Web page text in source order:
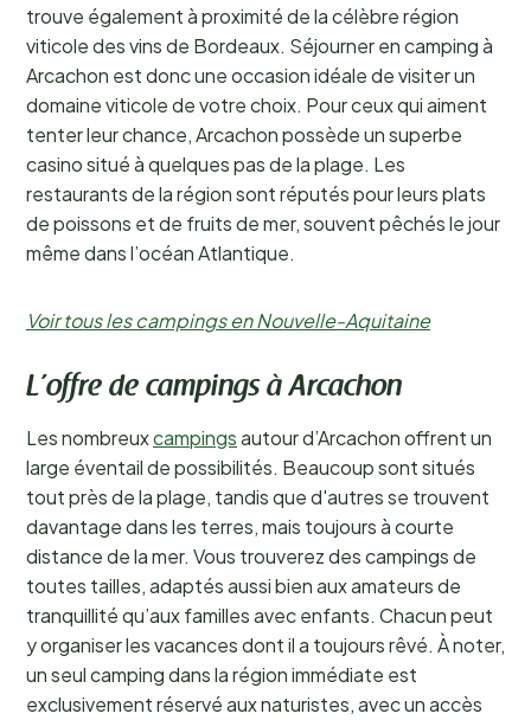
trouve également à proximité de la célèbre région
viticole des vins de Bordeaux. Séjourner en camping à
Arcachon est donc une occasion idéale de visiter un
domaine viticole de votre choix. Pour ceux qui aiment
tenter leur chance, Arcachon possède un superbe
casino situé à quelques pas de la plage. Les
restaurants de la région sont réputés pour leurs plats
de poissons et de fruits de mer, souvent pêchés le jour
même dans l’océan Atlantique.
Voir tous les campings en Nouvelle-Aquitaine
L’offre de campings à Arcachon
Les nombreuxcampingsautour d’Arcachon offrent un
large éventail de possibilités. Beaucoup sont situés
tout près de la plage, tandis que d'autres se trouvent
davantage dans les terres, mais toujours à courte
distance de la mer. Vous trouverez des campings de
toutes tailles, adaptés aussi bien aux amateurs de
tranquillité qu’aux familles avec enfants. Chacun peut
y organiser les vacances dont il a toujours rêvé. À noter,
un seul camping dans la région immédiate est
exclusivement réservé aux naturistes, avec un accès